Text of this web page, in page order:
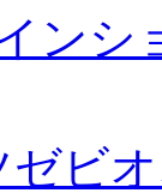
ンシ
ゼビ